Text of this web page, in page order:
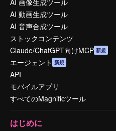
AI 画像生成ツール
AI 動画生成ツール
AI 音声合成ツール
ストックコンテンツ
Claude/ChatGPT向けMCP 新規
エージェント 新規
API
モバイルアプリ
すべてのMagnificツール
はじめに